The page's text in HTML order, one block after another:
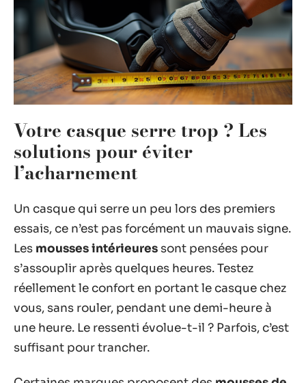
Votre casque serre trop ? Les
solutions pour éviter
l’acharnement
Un casque qui serre un peu lors des premiers
essais, ce n’est pas forcément un mauvais signe.
Les mousses intérieures sont pensées pour
s’assouplir après quelques heures. Testez
réellement le confort en portant le casque chez
vous, sans rouler, pendant une demi-heure à
une heure. Le ressenti évolue-t-il ? Parfois, c’est
suffisant pour trancher.